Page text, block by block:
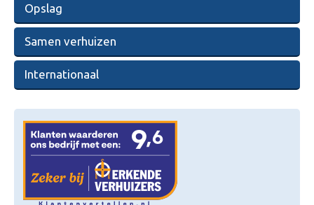
Opslag
Samen verhuizen
Internationaal